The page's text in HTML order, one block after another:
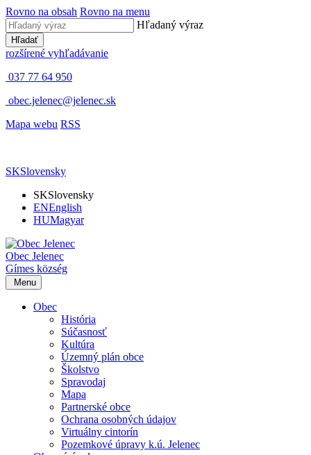
Rovno na obsah Rovno na menu
Hľadaný výraz
Hľadať
rozšírené vyhľadávanie
037 77 64 950
obec.jelenec@jelenec.sk
Mapa webu RSS
SKSlovensky
SKSlovensky
ENEnglish
HUMagyar
Obec Jelenec
Gímes község
Menu
Obec
História
Súčasnosť
Kultúra
Územný plán obce
Školstvo
Spravodaj
Mapa
Partnerské obce
Ochrana osobných údajov
Virtuálny cintorín
Pozemkové úpravy k.ú. Jelenec